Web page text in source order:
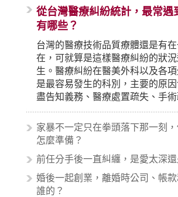
從台灣醫療糾紛統計，最常遇
有哪些？
台灣的醫療技術品質療體還是有
在，可就算是這樣醫療糾紛的狀
生。醫療糾紛在醫美外科以及各
是最容易發生的科別，主要的原
盡告知義務、醫療處置疏失、手
顧失當、醫療費用的收取。雖然醫
生與病患之間引起的糾紛還是經
例中最後都走向訴訟流程，我們如
的內容其實非常多，有些案例…
家暴不一定只在拳頭落下那一刻
怎麼準備？
前任分手後一直糾纏，是愛太深
婚後一起創業，離婚時公司、帳
誰的？